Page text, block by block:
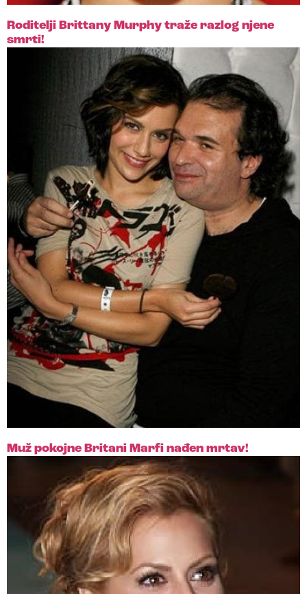
Roditelji Brittany Murphy traže razlog njene
smrti!
Muž pokojne Britani Marfi nađen mrtav!